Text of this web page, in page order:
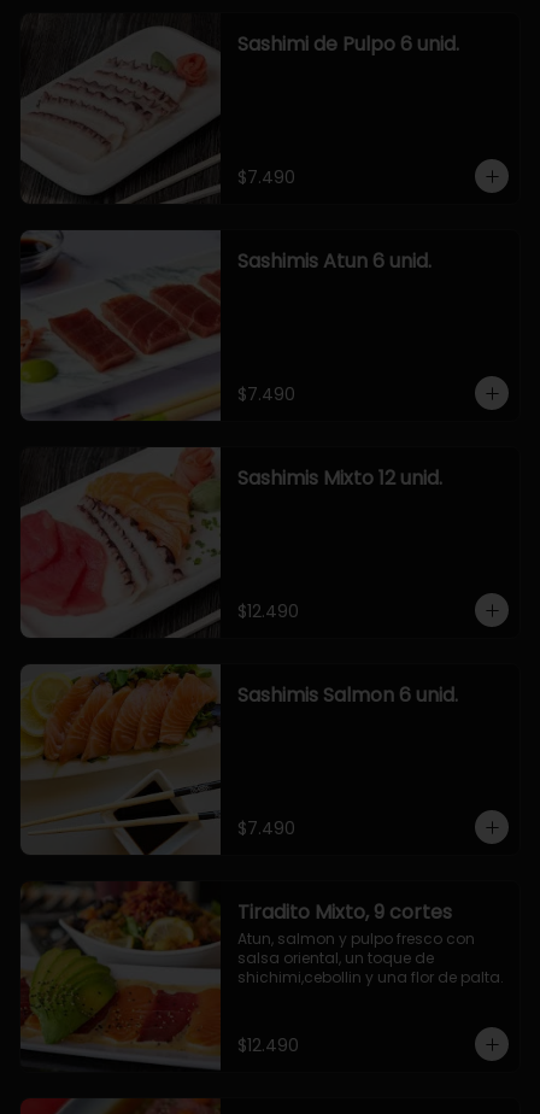
Sashimi de Pulpo 6 unid.
$7.490
Sashimis Atun 6 unid.
$7.490
Sashimis Mixto 12 unid.
$12.490
Sashimis Salmon 6 unid.
$7.490
Tiradito Mixto, 9 cortes
Atun, salmon y pulpo fresco con
salsa oriental, un toque de
shichimi,cebollin y una flor de palta.
$12.490